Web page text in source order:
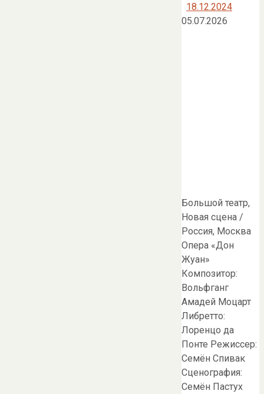
18.12.2024
05.07.2026
Большой театр,
Новая сцена /
Россия, Москва
Опера «Дон
Жуан»
Композитор:
Вольфганг
Амадей Моцарт
Либретто:
Лоренцо да
Понте Режиссер:
Семён Спивак
Сценография:
Семён Пастух